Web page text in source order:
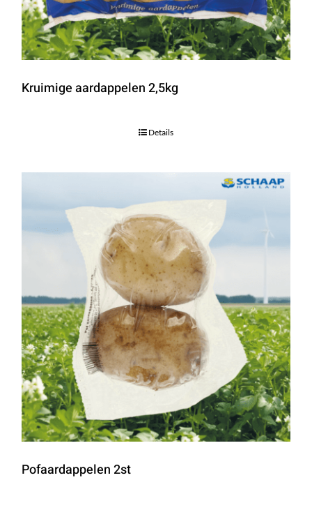
Kruimige aardappelen 2,5kg
Details
Pofaardappelen 2st